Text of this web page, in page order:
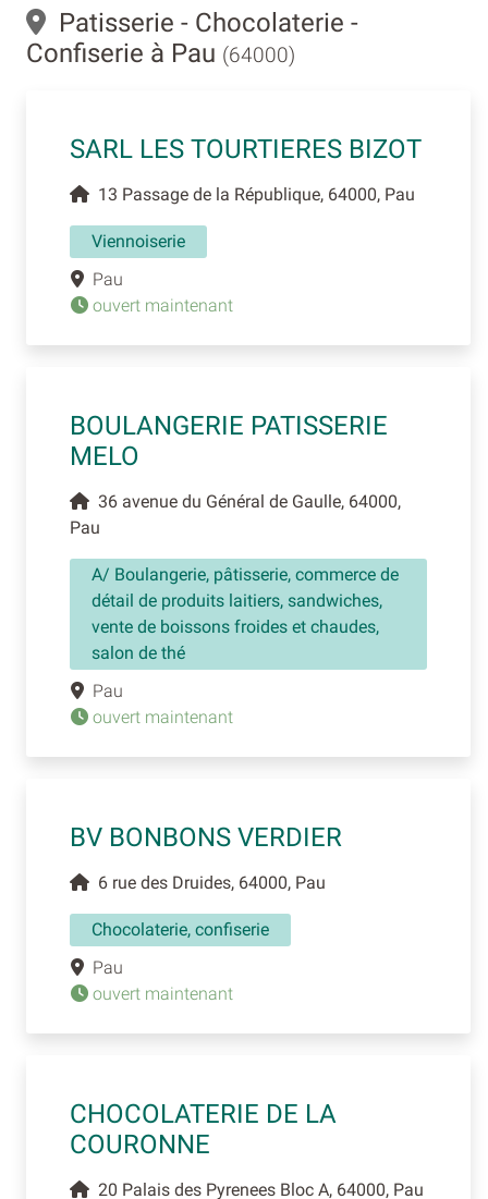
Patisserie - Chocolaterie -
Confiserie à Pau (64000)
SARL LES TOURTIERES BIZOT
13 Passage de la République, 64000, Pau
Viennoiserie
Pau
ouvert maintenant
BOULANGERIE PATISSERIE
MELO
36 avenue du Général de Gaulle, 64000,
Pau
A/ Boulangerie, pâtisserie, commerce de
détail de produits laitiers, sandwiches,
vente de boissons froides et chaudes,
salon de thé
Pau
ouvert maintenant
BV BONBONS VERDIER
6 rue des Druides, 64000, Pau
Chocolaterie, confiserie
Pau
ouvert maintenant
CHOCOLATERIE DE LA
COURONNE
20 Palais des Pyrenees Bloc A, 64000, Pau